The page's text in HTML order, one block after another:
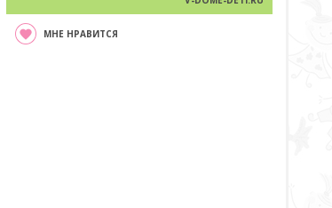
МНЕ НРАВИТСЯ